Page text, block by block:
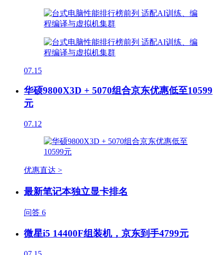
07.15
华硕9800X3D + 5070组合京东优惠低至10599
元
07.12
优惠直达 >
最新笔记本独立显卡排名
问答 6
微星i5 14400F组装机，京东到手4799元